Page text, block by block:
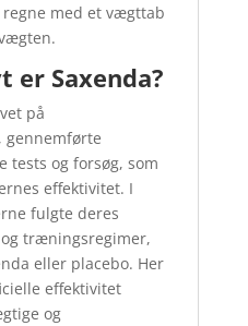
med et vægttab
Saxenda?
på
tests og forsøg, som
effektivitet. I
fulgte deres
træningsregimer,
eller placebo. Her
effektivitet
og